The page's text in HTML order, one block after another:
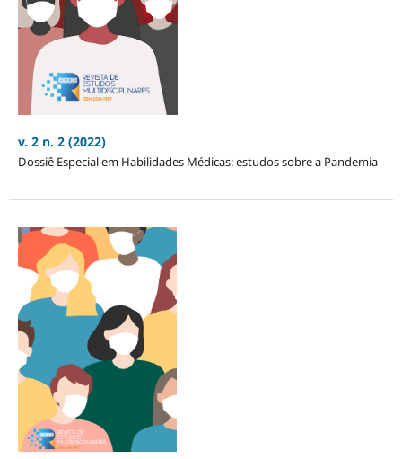
v. 2 n. 2 (2022)
Dossiê Especial em Habilidades Médicas: estudos sobre a Pandemia